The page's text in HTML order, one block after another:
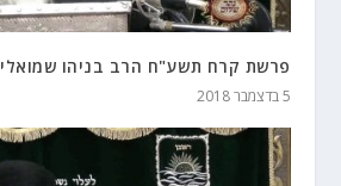
פרשת קרח תשע"ח הרב בניהו שמואלי
5 בדצמבר 2018